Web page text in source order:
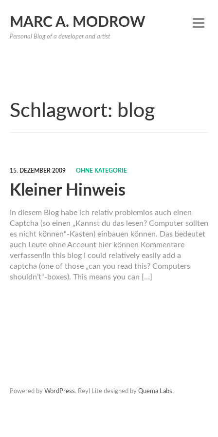
MARC A. MODROW
Personal Blog of a developer and artist
Schlagwort: blog
15. DEZEMBER 2009 OHNE KATEGORIE
Kleiner Hinweis
In diesem Blog habe ich relativ problemlos auch einen
Captcha (so einen „Kannst du das lesen? Computer sollten
es nicht können“-Kasten) einbauen können. Das bedeutet
auch Leute ohne Account hier können Kommentare
verfassen!In this blog I could relatively easily add a
captcha (one of those „can you read this? Computers
shouldn’t“-boxes). This means you can […]
Powered by WordPress. Reyl Lite designed by Quema Labs.